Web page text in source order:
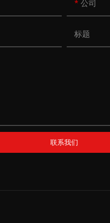
公司
标题
联系我们